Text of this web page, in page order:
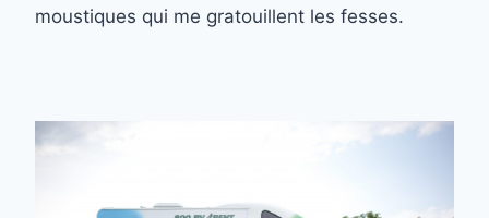
moustiques qui me gratouillent les fesses.